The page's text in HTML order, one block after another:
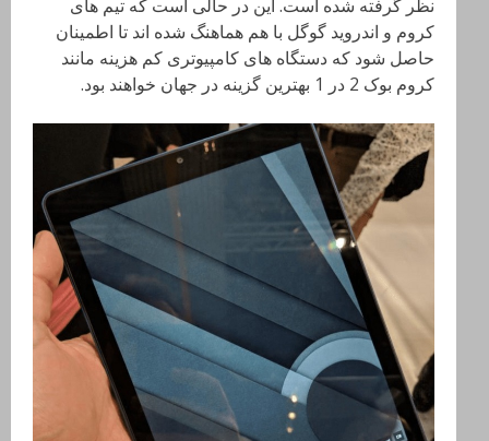
نظر گرفته شده است. این در حالی است که تیم های
کروم و اندروید گوگل با هم هماهنگ شده اند تا اطمینان
حاصل شود که دستگاه های کامپیوتری کم هزینه مانند
کروم بوک 2 در 1 بهترین گزینه در جهان خواهند بود.